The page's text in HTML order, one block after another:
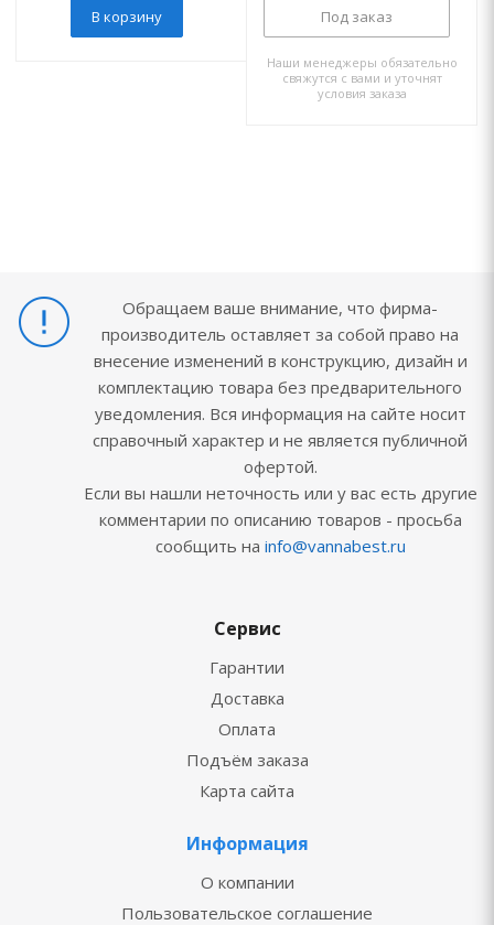
В корзину Под заказ
Наши менеджеры обязательно
свяжутся с вами и уточнят
условия заказа
Обращаем ваше внимание, что фирма-
производитель оставляет за собой право на
внесение изменений в конструкцию, дизайн и
комплектацию товара без предварительного
уведомления. Вся информация на сайте носит
справочный характер и не является публичной
офертой.
Если вы нашли неточность или у вас есть другие
комментарии по описанию товаров - просьба
сообщить на info@vannabest.ru
Сервис
Гарантии
Доставка
Оплата
Подъём заказа
Карта сайта
Информация
О компании
Пользовательское соглашение